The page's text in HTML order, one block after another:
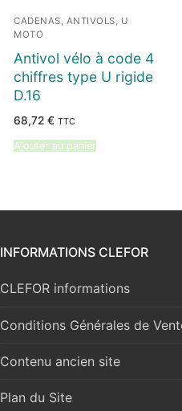
CADENAS, ANTIVOLS, U
MOTO
Antivol vélo à code 4
chiffres type U rigide
D.16
68,72 € TTC
Ajouter au panier
INFORMATIONS CLEFOR
CLEFOR informations
Conditions Générales de
Contenu ancien site
Plan du Site